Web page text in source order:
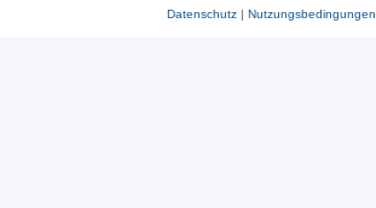
Datenschutz| Nutzungsbedingungen